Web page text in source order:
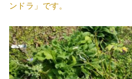
ンドラ」です。